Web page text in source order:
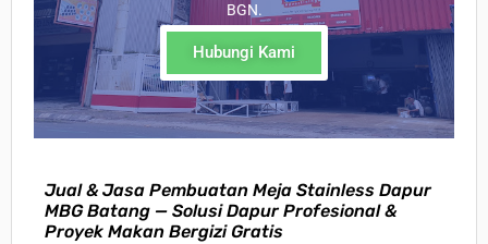
BGN.
Hubungi Kami
Jual & Jasa Pembuatan Meja Stainless Dapur
MBG Batang — Solusi Dapur Profesional &
Proyek Makan Bergizi Gratis